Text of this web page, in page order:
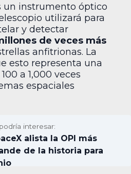
un instrumento óptico
utilizará para
y detectar
de veces más
anfitrionas. La
esto representa una
a 1,000 veces
espaciales
interesar:
alista la OPI más
de la historia para